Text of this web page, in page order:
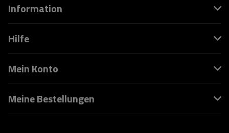
Information
Hilfe
Mein Konto
Meine Bestellungen